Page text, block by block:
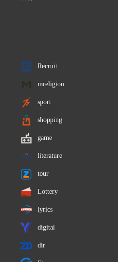
Recruit
mreligion
sport
shopping
game
literature
tour
Lottery
lyrics
digital
dir